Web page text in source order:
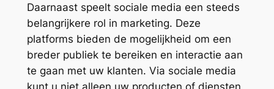
Daarnaast speelt sociale media een steeds
belangrijkere rol in marketing. Deze
platforms bieden de mogelijkheid om een
breder publiek te bereiken en interactie aan
te gaan met uw klanten. Via sociale media
kunt u niet alleen uw producten of diensten